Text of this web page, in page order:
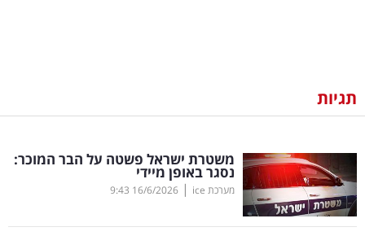
וצרכנות
דיגיטל
וטק
שיווק
תגיות
משטרת ישראל פשטה על הבר המוכר:
נסגר באופן מיידי
מערכת ice |
16/6/2026
9:43